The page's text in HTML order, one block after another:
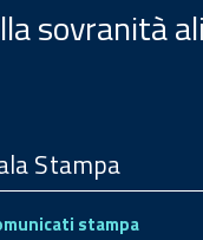
sovranità
Stampa
stampa